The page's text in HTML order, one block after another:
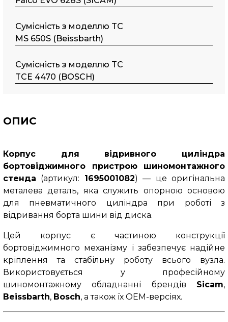
Сумісність з моделлю TC
MS 650S (Beissbarth)
Сумісність з моделлю TC
TCE 4470 (BOSCH)
ОПИС
Корпус для відривного циліндра
бортовіджимного пристрою шиномонтажного
стенда (артикул: 1695001082) — це оригінальна
металева деталь, яка служить опорною основою
для пневматичного циліндра при роботі з
відривання борта шини від диска.
Цей корпус є частиною конструкції
бортовіджимного механізму і забезпечує надійне
кріплення та стабільну роботу всього вузла.
Використовується у професійному
шиномонтажному обладнанні брендів Sicam,
Beissbarth, Bosch, а також їх OEM-версіях.